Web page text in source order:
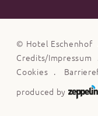
© Hotel Eschenhof
Credits/Impressum
Cookies
produced by